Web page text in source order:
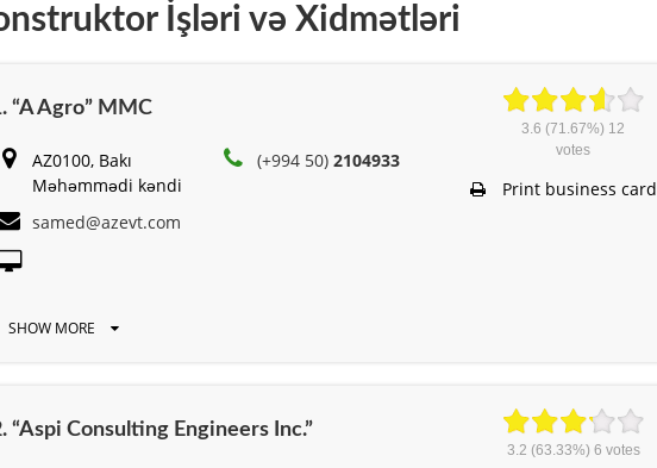
İşləri və Xidmətləri
“A Agro” MMC
AZ0100, Bakı
Məhəmmədi kəndi
(+994 50)2104933
samed@azevt.com
SHOW MORE
3.6 (71.67%) 12
votes
Print business card
“Aspi Consulting Engineers Inc.”
3.2 (63.33%) 6 votes